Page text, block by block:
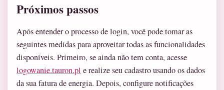
Próximos passos
Após entender o processo de login, você pode tomar as
seguintes medidas para aproveitar todas as funcionalidades
disponíveis. Primeiro, se ainda não tem conta, acesse
logowanie.tauron.pl e realize seu cadastro usando os dados
da sua fatura de energia. Depois, configure notificações